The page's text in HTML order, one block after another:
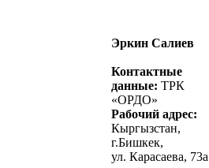
Эркин Салиев
Контактные
данные: ТРК
«ОРДО»
Рабочий адрес:
Кыргызстан,
г.Бишкек,
ул. Карасаева, 73а